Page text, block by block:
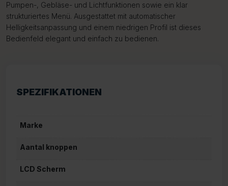
Pumpen-, Gebläse- und Lichtfunktionen sowie ein klar
strukturiertes Menü. Ausgestattet mit automatischer
Helligkeitsanpassung und einem niedrigen Profil ist dieses
Bedienfeld elegant und einfach zu bedienen.
SPEZIFIKATIONEN
Marke
Aantal knoppen
LCD Scherm